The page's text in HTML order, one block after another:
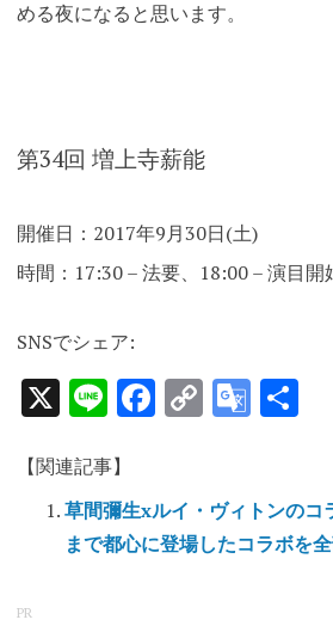
める夜になると思います。
第34回 増上寺薪能
開催日：2017年9月30日(土)
時間：17:30 – 法要、18:00 – 演目開
SNSでシェア:
X LineFacebook
Copy 共
【関連記事】
草間彌生xルイ・ヴィトンのコ
まで都心に登場したコラボを全
PR